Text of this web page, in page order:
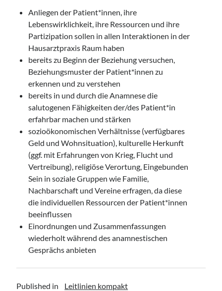
Anliegen der Patient*innen, ihre
Lebenswirklichkeit, ihre Ressourcen und ihre
Partizipation sollen in allen Interaktionen in der
Hausarztpraxis Raum haben
bereits zu Beginn der Beziehung versuchen,
Beziehungsmuster der Patient*innen zu
erkennen und zu verstehen
bereits in und durch die Anamnese die
salutogenen Fähigkeiten der/des Patient*in
erfahrbar machen und stärken
sozioökonomischen Verhältnisse (verfügbares
Geld und Wohnsituation), kulturelle Herkunft
(ggf. mit Erfahrungen von Krieg, Flucht und
Vertreibung), religiöse Verortung, Eingebunden
Sein in soziale Gruppen wie Familie,
Nachbarschaft und Vereine erfragen, da diese
die individuellen Ressourcen der Patient*innen
beeinflussen
Einordnungen und Zusammenfassungen
wiederholt während des anamnestischen
Gesprächs anbieten
Published in Leitlinien kompakt